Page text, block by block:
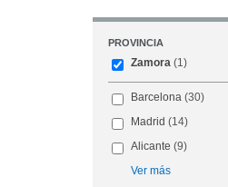
PROVINCIA
Zamora (1)
Barcelona (30)
Madrid (14)
Alicante (9)
Ver más